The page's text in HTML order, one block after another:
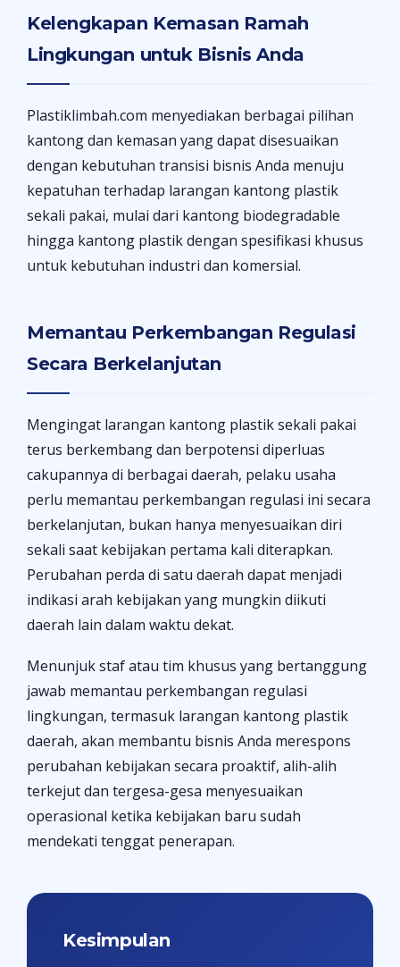
Kelengkapan Kemasan Ramah
Lingkungan untuk Bisnis Anda
Plastiklimbah.com menyediakan berbagai pilihan
kantong dan kemasan yang dapat disesuaikan
dengan kebutuhan transisi bisnis Anda menuju
kepatuhan terhadap larangan kantong plastik
sekali pakai, mulai dari kantong biodegradable
hingga kantong plastik dengan spesifikasi khusus
untuk kebutuhan industri dan komersial.
Memantau Perkembangan Regulasi
Secara Berkelanjutan
Mengingat larangan kantong plastik sekali pakai
terus berkembang dan berpotensi diperluas
cakupannya di berbagai daerah, pelaku usaha
perlu memantau perkembangan regulasi ini secara
berkelanjutan, bukan hanya menyesuaikan diri
sekali saat kebijakan pertama kali diterapkan.
Perubahan perda di satu daerah dapat menjadi
indikasi arah kebijakan yang mungkin diikuti
daerah lain dalam waktu dekat.
Menunjuk staf atau tim khusus yang bertanggung
jawab memantau perkembangan regulasi
lingkungan, termasuk larangan kantong plastik
daerah, akan membantu bisnis Anda merespons
perubahan kebijakan secara proaktif, alih-alih
terkejut dan tergesa-gesa menyesuaikan
operasional ketika kebijakan baru sudah
mendekati tenggat penerapan.
Kesimpulan